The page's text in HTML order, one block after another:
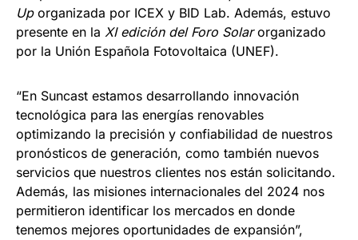
Up organizada por ICEX y BID Lab. Además, estuvo
presente en la XI edición del Foro Solarorganizado
por la Unión Española Fotovoltaica (UNEF).
“En Suncast estamos desarrollando innovación
tecnológica para las energías renovables
optimizando la precisión y confiabilidad de nuestros
pronósticos de generación, como también nuevos
servicios que nuestros clientes nos están solicitando.
Además, las misiones internacionales del 2024 nos
permitieron identificar los mercados en donde
tenemos mejores oportunidades de expansión”,